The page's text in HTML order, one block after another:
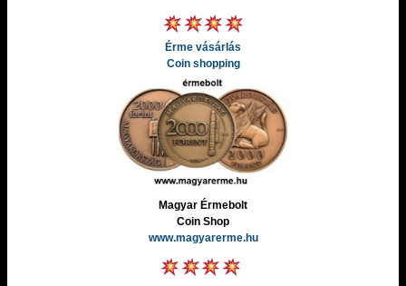
Érme vásárlás
Coin shopping
Magyar Érmebolt
Coin Shop
www.magyarerme.hu